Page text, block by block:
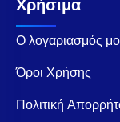
Χρήσιμα
Ο λογαριασμός
Όροι Χρήσης
Πολιτική